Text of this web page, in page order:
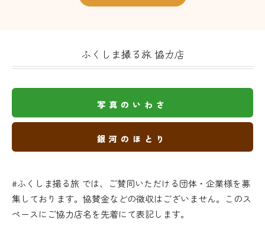
ふくしま撮る旅 協力店
写真のいわさ
銀河のほとり
#ふくしま撮る旅 では、ご賛同いただける団体・企業様を募
集しております。協賛金などの徴収はございません。このス
ペースにご協力店名を先着にて表記します。